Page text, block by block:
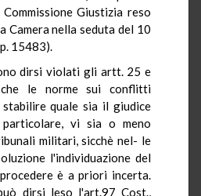
Giustizia reso
Camera nella seduta del 10
15483).
dirsi violati gli artt. 25 e
le norme sui conflitti
quale sia il giudice
vi sia o meno
militari, sicchè nel- le
l'individuazione del
è a priori incerta.
dirsi leso l'art.97 Cost.,